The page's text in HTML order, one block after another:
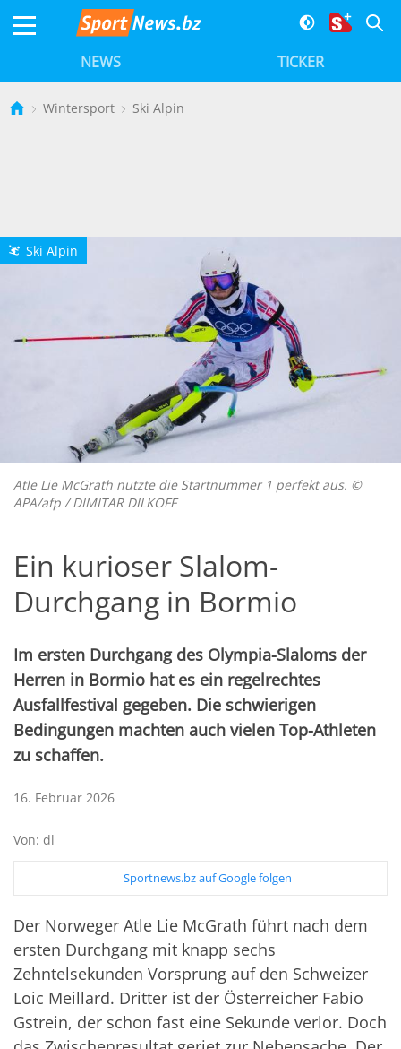
NEWS TICKER
Wintersport Ski Alpin
L Ski Alpin
Atle Lie McGrath nutzte die Startnummer 1 perfekt aus. ©
APA/afp / DIMITAR DILKOFF
Ein kurioser Slalom-
Durchgang in Bormio
Im ersten Durchgang des Olympia-Slaloms der
Herren in Bormio hat es ein regelrechtes
Ausfallfestival gegeben. Die schwierigen
Bedingungen machten auch vielen Top-Athleten
zu schaffen.
16. Februar 2026
Von: dl
Sportnews.bz auf Google folgen
Der Norweger Atle Lie McGrath führt nach dem
ersten Durchgang mit knapp sechs
Zehntelsekunden Vorsprung auf den Schweizer
Loic Meillard. Dritter ist der Österreicher Fabio
Gstrein, der schon fast eine Sekunde verlor. Doch